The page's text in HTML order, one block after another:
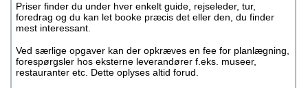
Priser finder du under hver enkelt guide, rejseleder, tur,
foredrag og du kan let booke præcis det eller den, du finder
mest interessant.
Ved særlige opgaver kan der opkræves en fee for planlægning,
forespørgsler hos eksterne leverandører f.eks. museer,
restauranter etc. Dette oplyses altid forud.